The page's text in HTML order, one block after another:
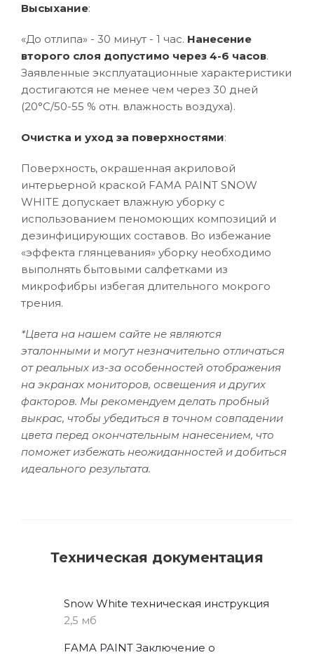
Высыхание:
«До отлипа» - 30 минут - 1 час. Нанесение
второго слоя допустимо через 4-6 часов.
Заявленные эксплуатационные характеристики
достигаются не менее чем через 30 дней
(20°C/50-55 % отн. влажность воздуха).
Очистка и уход за поверхностями:
Поверхность, окрашенная акриловой
интерьерной краской FAMA PAINT SNOW
WHITE допускает влажную уборку с
использованием пеномоющих композиций и
дезинфицирующих составов. Во избежание
«эффекта глянцевания» уборку необходимо
выполнять бытовыми салфетками из
микрофибры избегая длительного мокрого
трения.
*Цвета на нашем сайте не являются
эталонными и могут незначительно отличаться
от реальных из-за особенностей отображения
на экранах мониторов, освещения и других
факторов. Мы рекомендуем делать пробный
выкрас, чтобы убедиться в точном совпадении
цвета перед окончательным нанесением, что
поможет избежать неожиданностей и добиться
идеального результата.
Техническая документация
Snow White техническая инструкция
2,5 мб
FAMA PAINT Заключение о